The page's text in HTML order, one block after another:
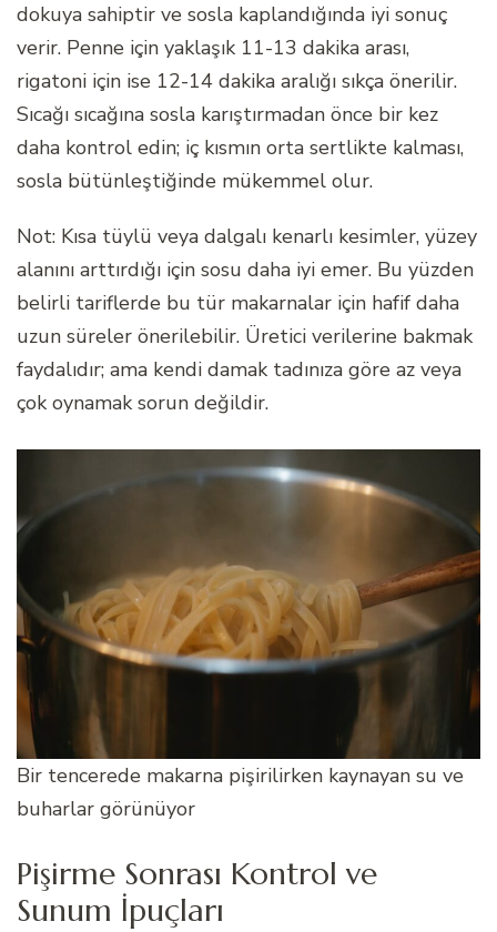
dokuya sahiptir ve sosla kaplandığında iyi sonuç
verir. Penne için yaklaşık 11-13 dakika arası,
rigatoni için ise 12-14 dakika aralığı sıkça önerilir.
Sıcağı sıcağına sosla karıştırmadan önce bir kez
daha kontrol edin; iç kısmın orta sertlikte kalması,
sosla bütünleştiğinde mükemmel olur.
Not: Kısa tüylü veya dalgalı kenarlı kesimler, yüzey
alanını arttırdığı için sosu daha iyi emer. Bu yüzden
belirli tariflerde bu tür makarnalar için hafif daha
uzun süreler önerilebilir. Üretici verilerine bakmak
faydalıdır; ama kendi damak tadınıza göre az veya
çok oynamak sorun değildir.
Bir tencerede makarna pişirilirken kaynayan su ve
buharlar görünüyor
Pişirme Sonrası Kontrol ve
Sunum İpuçları